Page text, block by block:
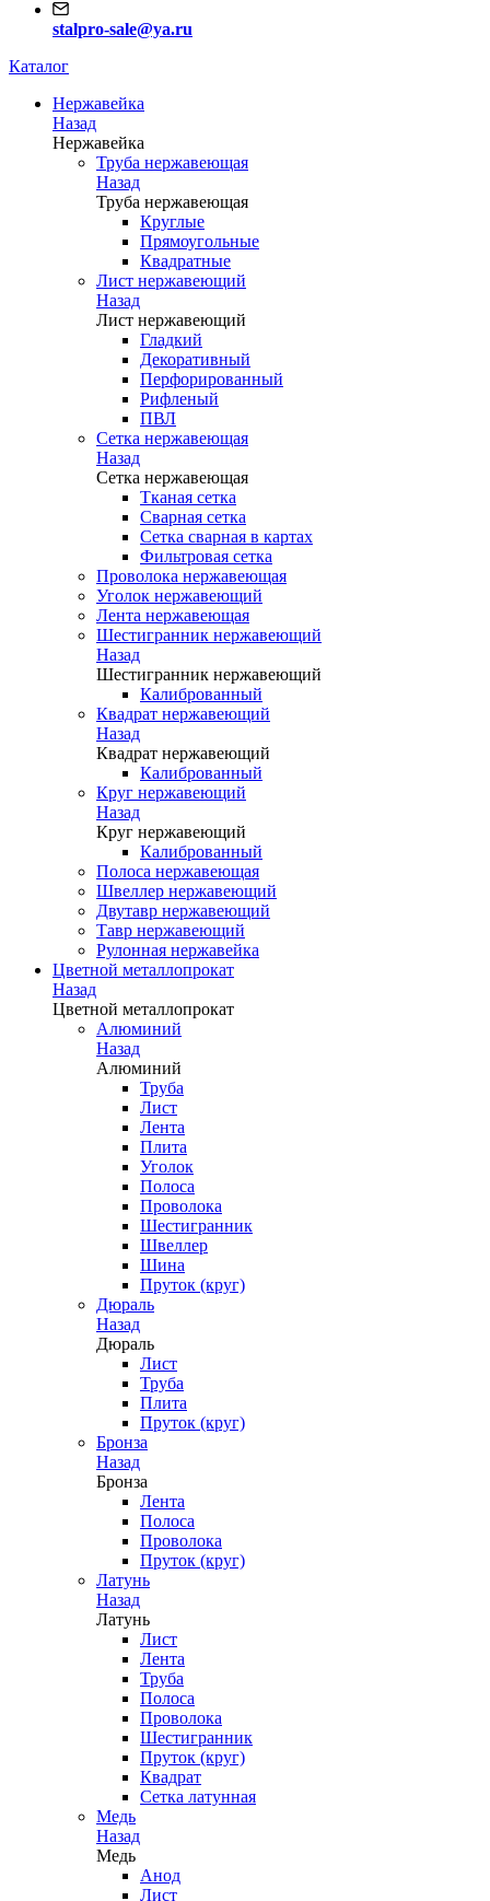
stalpro-sale@ya.ru
Каталог
Нержавейка
Назад
Нержавейка
Труба нержавеющая
Назад
Труба нержавеющая
Круглые
Прямоугольные
Квадратные
Лист нержавеющий
Назад
Лист нержавеющий
Гладкий
Декоративный
Перфорированный
Рифленый
ПВЛ
Сетка нержавеющая
Назад
Сетка нержавеющая
Тканая сетка
Сварная сетка
Сетка сварная в картах
Фильтровая сетка
Проволока нержавеющая
Уголок нержавеющий
Лента нержавеющая
Шестигранник нержавеющий
Назад
Шестигранник нержавеющий
Калиброванный
Квадрат нержавеющий
Назад
Квадрат нержавеющий
Калиброванный
Круг нержавеющий
Назад
Круг нержавеющий
Калиброванный
Полоса нержавеющая
Швеллер нержавеющий
Двутавр нержавеющий
Тавр нержавеющий
Рулонная нержавейка
Цветной металлопрокат
Назад
Цветной металлопрокат
Алюминий
Назад
Алюминий
Труба
Лист
Лента
Плита
Уголок
Полоса
Проволока
Шестигранник
Швеллер
Шина
Пруток (круг)
Дюраль
Назад
Дюраль
Лист
Труба
Плита
Пруток (круг)
Бронза
Назад
Бронза
Лента
Полоса
Проволока
Пруток (круг)
Латунь
Назад
Латунь
Лист
Лента
Труба
Полоса
Проволока
Шестигранник
Пруток (круг)
Квадрат
Сетка латунная
Медь
Назад
Медь
Анод
Лист